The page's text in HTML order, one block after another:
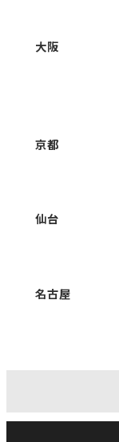
大阪
京都
仙台
名古屋